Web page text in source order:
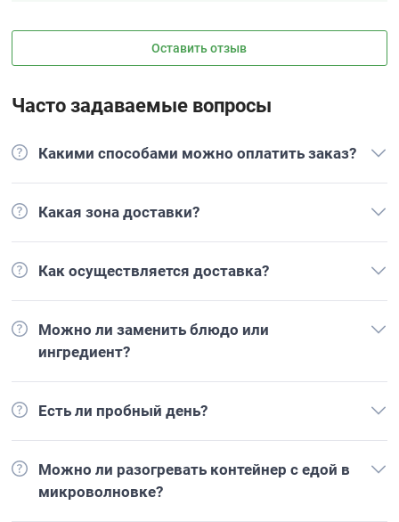
Оставить отзыв
Часто задаваемые вопросы
Какими способами можно оплатить заказ?
Какая зона доставки?
Как осуществляется доставка?
Можно ли заменить блюдо или
ингредиент?
Есть ли пробный день?
Можно ли разогревать контейнер с едой в
микроволновке?